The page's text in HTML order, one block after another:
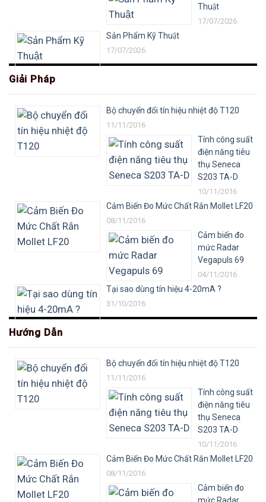
Thuật
17/07/2026
Sản Phẩm Kỹ Thuật
17/07/2026
Giải Pháp
Bộ chuyển đổi tín hiệu nhiệt độ T120
11/11/2016
Tính công suất
điện năng tiêu
thụ Seneca
S203 TA-D
10/11/2016
Cảm Biến Đo Mức Chất Rắn Mollet LF20
08/11/2016
Cảm biến đo
mức Radar
Vegapuls 69
04/11/2016
Tại sao dùng tín hiệu 4-20mA ?
31/10/2016
Hướng Dẫn
Bộ chuyển đổi tín hiệu nhiệt độ T120
11/11/2016
Tính công suất
điện năng tiêu
thụ Seneca
S203 TA-D
10/11/2016
Cảm Biến Đo Mức Chất Rắn Mollet LF20
08/11/2016
Cảm biến đo